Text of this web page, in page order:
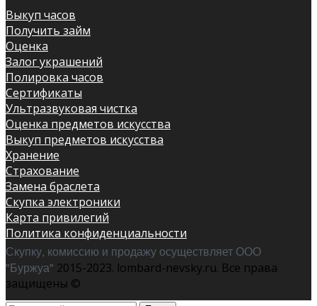
Выкуп часов
Получить займ
Оценка
Залог украшений
Полировка часов
Сертификаты
Ультразвуковая чистка
Оценка предметов искусства
Выкуп предметов искусства
Хранение
Страхование
Замена браслета
Скупка электроники
Карта привилегий
Политика конфиденциальности
Скупку, комиссию и продажу осуществляет ООО
"Буржуа" 2015-2023. lombard-nevsky.ru. Все права
защищены ©